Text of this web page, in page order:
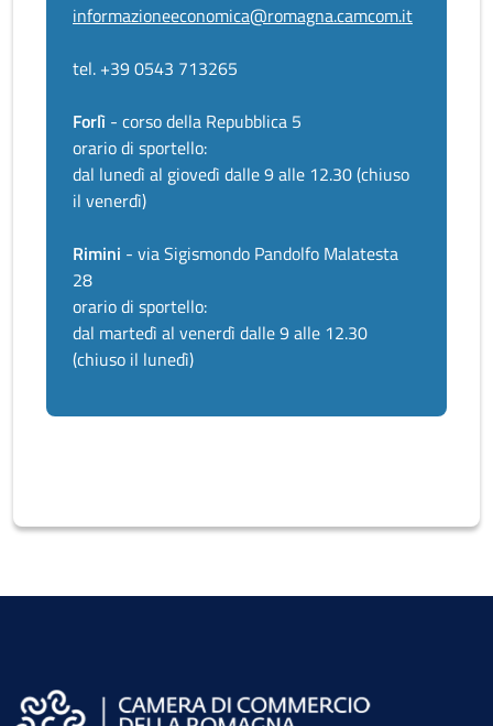
informazioneeconomica@romagna.camcom.it
tel. +39 0543 713265
Forlì - corso della Repubblica 5
orario di sportello:
dal lunedì al giovedì dalle 9 alle 12.30 (chiuso
il venerdì)
Rimini - via Sigismondo Pandolfo Malatesta
28
orario di sportello:
dal martedì al venerdì dalle 9 alle 12.30
(chiuso il lunedì)